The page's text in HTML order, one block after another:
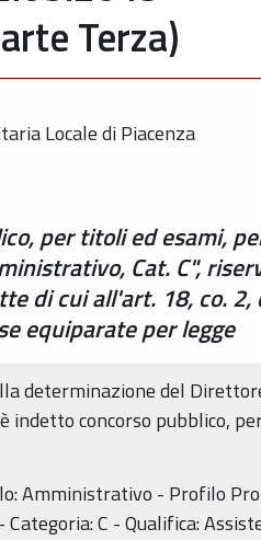
Terza)
Locale di Piacenza
per titoli ed esami,
Cat. C",
di cui all'art. 18, co.
equiparate per legge
determinazione del
indetto concorso pubblico,
Amministrativo - Profilo
C - Qualifica: